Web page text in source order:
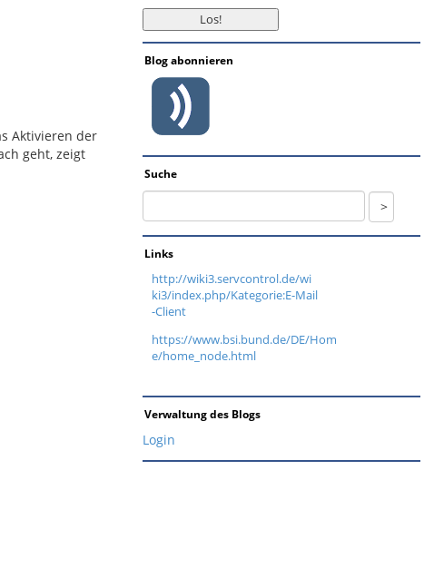
Aktivieren der
geht, zeigt
Blog abonnieren
Suche
Links
http://wiki3.servcontrol.de/wi
ki3/index.php/Kategorie:E-Mail
-Client
https://www.bsi.bund.de/DE/Hom
e/home_node.html
Verwaltung des Blogs
Login